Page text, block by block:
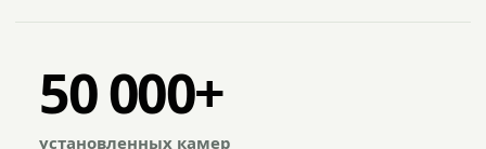
50 000+
установленных камер